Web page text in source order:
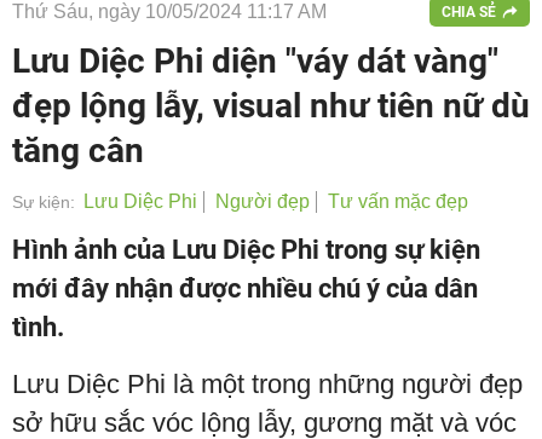
Thứ Sáu, ngày 10/05/2024 11:17 AM CHIA SẺ
Lưu Diệc Phi diện "váy dát vàng"
đẹp lộng lẫy, visual như tiên nữ dù
tăng cân
Sự kiện: Lưu Diệc Phi Người đẹp Tư vấn mặc đẹp
Hình ảnh của Lưu Diệc Phi trong sự kiện
mới đây nhận được nhiều chú ý của dân
tình.
Lưu Diệc Phi là một trong những người đẹp
sở hữu sắc vóc lộng lẫy, gương mặt và vóc